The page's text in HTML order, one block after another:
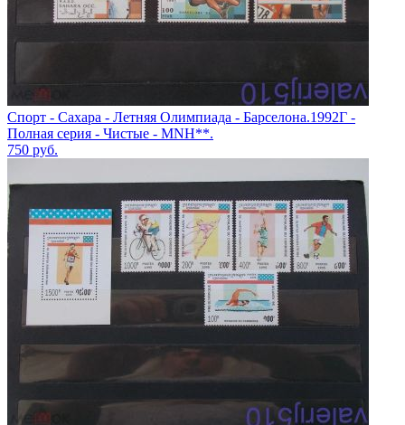
Спорт - Сахара - Летняя Олимпиада - Барселона.1992Г -
Полная серия - Чистые - MNH**.
750 руб.